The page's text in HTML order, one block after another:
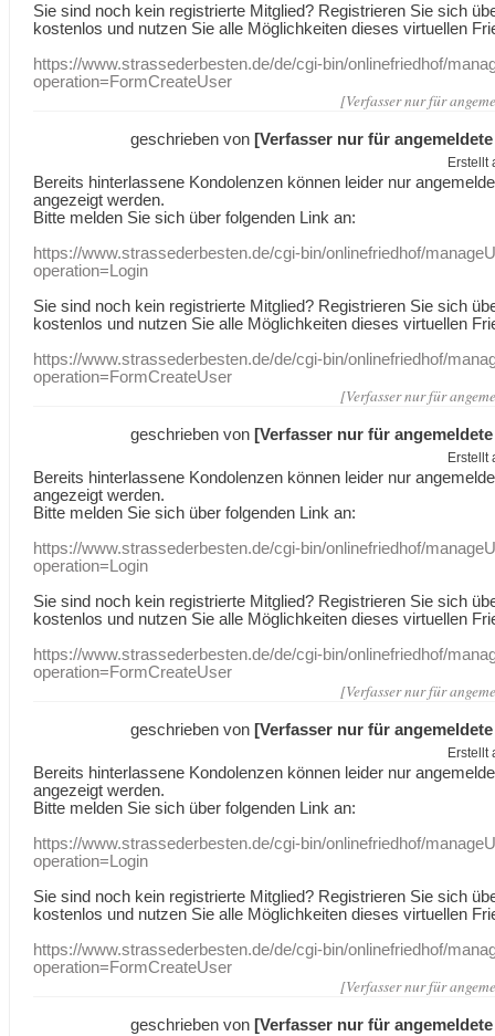
Sie sind noch kein registrierte Mitglied? Registrieren Sie sich
kostenlos und nutzen Sie alle Möglichkeiten dieses virtuellen
https://www.strassederbesten.de/de/cgi-bin/onlinefriedhof/
operation=FormCreateUser
[Verfasser nur für
geschrieben von [Verfasser nur für
Erstellt
Bereits hinterlassene Kondolenzen können leider nur
angezeigt werden.
Bitte melden Sie sich über folgenden Link an:
https://www.strassederbesten.de/cgi-bin/onlinefriedhof/
operation=Login
Sie sind noch kein registrierte Mitglied? Registrieren Sie sich
kostenlos und nutzen Sie alle Möglichkeiten dieses virtuellen
https://www.strassederbesten.de/de/cgi-bin/onlinefriedhof/
operation=FormCreateUser
[Verfasser nur für
geschrieben von [Verfasser nur für
Erstellt
Bereits hinterlassene Kondolenzen können leider nur
angezeigt werden.
Bitte melden Sie sich über folgenden Link an:
https://www.strassederbesten.de/cgi-bin/onlinefriedhof/
operation=Login
Sie sind noch kein registrierte Mitglied? Registrieren Sie sich
kostenlos und nutzen Sie alle Möglichkeiten dieses virtuellen
https://www.strassederbesten.de/de/cgi-bin/onlinefriedhof/
operation=FormCreateUser
[Verfasser nur für
geschrieben von [Verfasser nur für
Erstellt
Bereits hinterlassene Kondolenzen können leider nur
angezeigt werden.
Bitte melden Sie sich über folgenden Link an:
https://www.strassederbesten.de/cgi-bin/onlinefriedhof/
operation=Login
Sie sind noch kein registrierte Mitglied? Registrieren Sie sich
kostenlos und nutzen Sie alle Möglichkeiten dieses virtuellen
https://www.strassederbesten.de/de/cgi-bin/onlinefriedhof/
operation=FormCreateUser
[Verfasser nur für
geschrieben von [Verfasser nur für